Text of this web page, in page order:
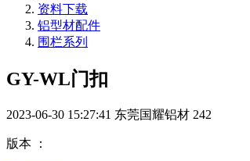
资料下载
铝型材配件
围栏系列
GY-WL门扣
2023-06-30 15:27:41 东莞国耀铝材 242
版本 ：